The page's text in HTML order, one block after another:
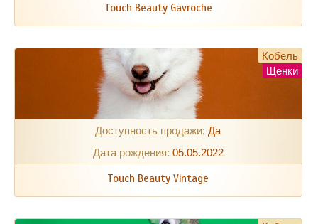
Touch Beauty Gavroche
Кобель
Щенки
Доступность продажи:Да
Дата рождения: 05.05.2022
Touch Beauty Vintage